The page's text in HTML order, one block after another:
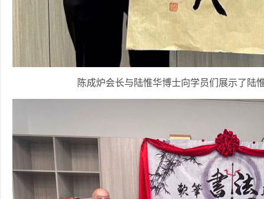
陈成炉会长与陆惟华博士向学员们展示了陆